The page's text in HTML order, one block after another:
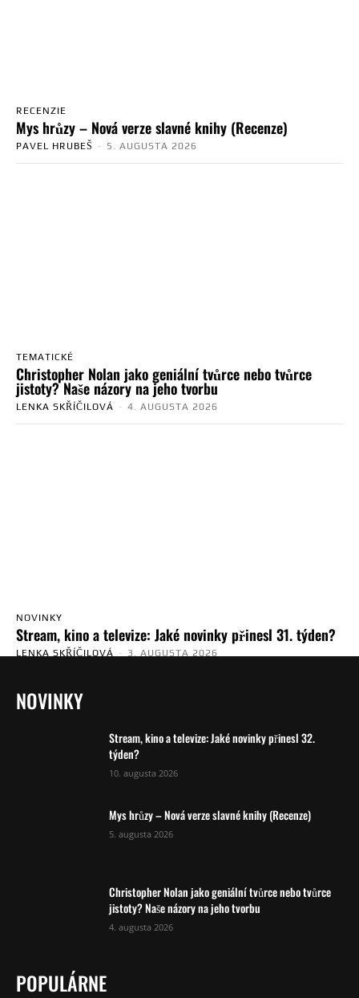
RECENZIE
Mys hrůzy – Nová verze slavné knihy (Recenze)
PAVEL HRUBEŠ - 5. AUGUSTA 2026
TEMATICKÉ
Christopher Nolan jako geniální tvůrce nebo tvůrce
jistoty? Naše názory na jeho tvorbu
LENKA SKŘÍČILOVÁ - 4. AUGUSTA 2026
NOVINKY
Stream, kino a televize: Jaké novinky přinesl 31. týden?
LENKA SKŘÍČILOVÁ - 3. AUGUSTA 2026
NOVINKY
Stream, kino a televize: Jaké novinky přinesl 32.
týden?
10. augusta 2026
Mys hrůzy – Nová verze slavné knihy (Recenze)
5. augusta 2026
Christopher Nolan jako geniální tvůrce nebo tvůrce
jistoty? Naše názory na jeho tvorbu
4. augusta 2026
POPULÁRNE